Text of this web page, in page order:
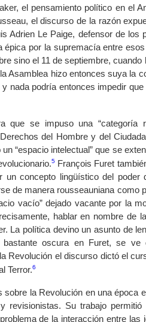
el pensamiento político en el
el discurso de la razón
Adrien Le Paige, defensor de los
por la supremacía entre
sino el 11 de septiembre,
Asamblea hizo entonces suya la
nada podría entonces impedir
se impuso una “categoría
del Hombre y del
“espacio intelectual” que se
5 François Furet
concepto lingüístico del poder
de manera rousseauniana como
vacío” dejado vacante por la
hablar en nombre de
La política devino un asunto de
oscura en Furet, se ve
Revolución el discurso dictó el
Terror.6
la Revolución en una época
Su trabajo permitió
de la interacción entre las